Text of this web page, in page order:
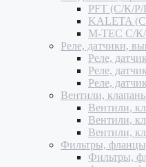
PFT (С/К/
KALETA
M-TEC С/
Реле, датчики,
Реле,
Реле,
Реле,
Вентили,
Вентили,
Вентили,
Вентили,
Фильтры,
Фильтры,